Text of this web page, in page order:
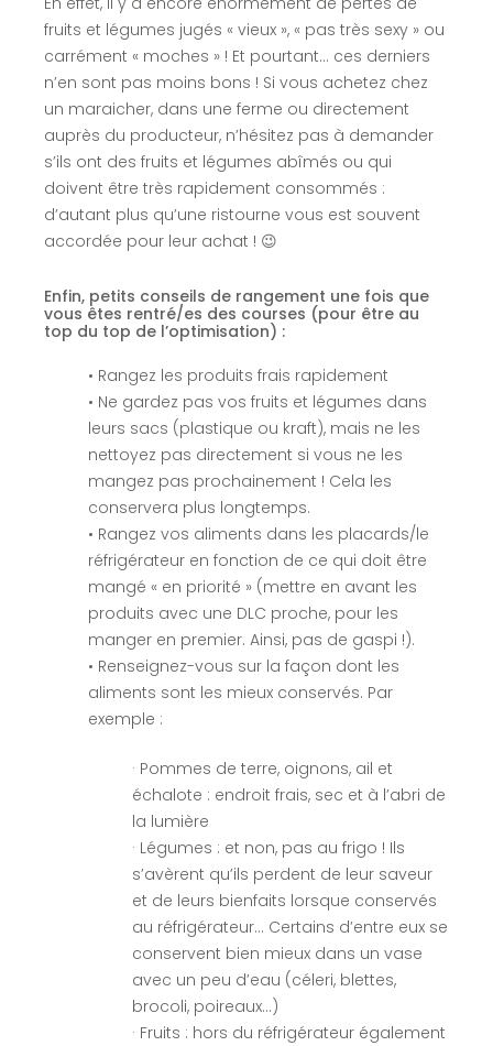
fruits et légumes jugés « vieux », « pas très sexy » ou
carrément « moches » ! Et pourtant… ces derniers
n’en sont pas moins bons ! Si vous achetez chez
un maraicher, dans une ferme ou directement
auprès du producteur, n’hésitez pas à demander
s’ils ont des fruits et légumes abîmés ou qui
doivent être très rapidement consommés :
d’autant plus qu’une ristourne vous est souvent
accordée pour leur achat ! 😉
Enfin, petits conseils de rangement une fois que
vous êtes rentré/es des courses (pour être au
top du top de l’optimisation) :
• Rangez les produits frais rapidement
• Ne gardez pas vos fruits et légumes dans
leurs sacs (plastique ou kraft), mais ne les
nettoyez pas directement si vous ne les
mangez pas prochainement ! Cela les
conservera plus longtemps.
• Rangez vos aliments dans les placards/le
réfrigérateur en fonction de ce qui doit être
mangé « en priorité » (mettre en avant les
produits avec une DLC proche, pour les
manger en premier. Ainsi, pas de gaspi !).
• Renseignez-vous sur la façon dont les
aliments sont les mieux conservés. Par
exemple :
· Pommes de terre, oignons, ail et
échalote : endroit frais, sec et à l’abri de
la lumière
· Légumes : et non, pas au frigo ! Ils
s’avèrent qu’ils perdent de leur saveur
et de leurs bienfaits lorsque conservés
au réfrigérateur… Certains d’entre eux se
conservent bien mieux dans un vase
avec un peu d’eau (céleri, blettes,
brocoli, poireaux…)
· Fruits : hors du réfrigérateur également